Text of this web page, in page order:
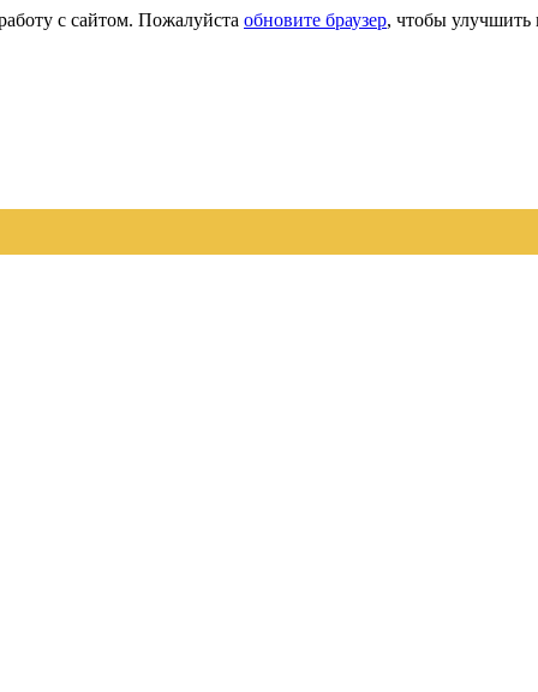
с сайтом. Пожалуйста обновите браузер, чтобы улучшить